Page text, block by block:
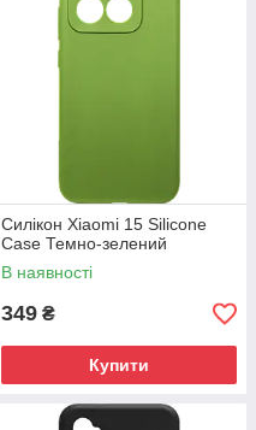
Силікон Xiaomi 15 Silicone
Case Темно-зелений
В наявності
349 ₴
Купити